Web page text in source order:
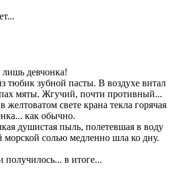
лишь девчонка!
тюбик зубной пасты. В воздухе витал
мяты. Жгучий, почти противный...
свете крана текла горячая
как обычно.
душистая пыль, полетевшая в воду
морской солью медленно шла ко дну.
получилось... в итоге...